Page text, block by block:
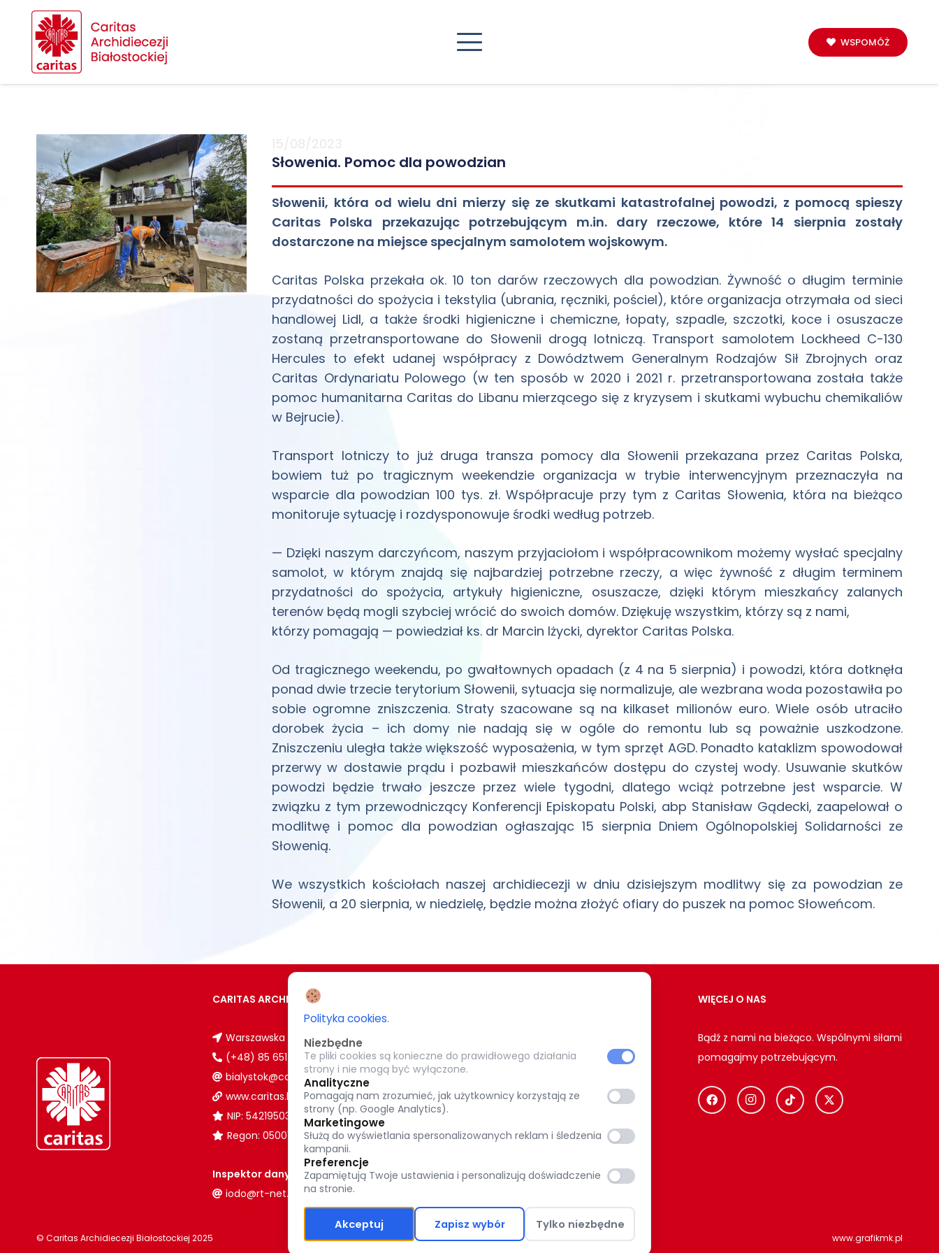
WSPOMÓŻ
Słowenia. Pomoc dla powodzian
Słowenii, która od wielu dni mierzy się ze skutkami katastrofalnej powodzi, z pomocą spieszy
Caritas Polska przekazując potrzebującym m.in. dary rzeczowe, które 14 sierpnia zostały
dostarczone na miejsce specjalnym samolotem wojskowym.
Caritas Polska przekała ok. 10 ton darów rzeczowych dla powodzian. Żywność o długim terminie
przydatności do spożycia i tekstylia (ubrania, ręczniki, pościel), które organizacja otrzymała od sieci
handlowej Lidl, a także środki higieniczne i chemiczne, łopaty, szpadle, szczotki, koce i osuszacze
zostaną przetransportowane do Słowenii drogą lotniczą. Transport samolotem Lockheed C-130
Hercules to efekt udanej współpracy z Dowództwem Generalnym Rodzajów Sił Zbrojnych oraz
Caritas Ordynariatu Polowego (w ten sposób w 2020 i 2021 r. przetransportowana została także
pomoc humanitarna Caritas do Libanu mierzącego się z kryzysem i skutkami wybuchu chemikaliów
w Bejrucie).
Transport lotniczy to już druga transza pomocy dla Słowenii przekazana przez Caritas Polska,
bowiem tuż po tragicznym weekendzie organizacja w trybie interwencyjnym przeznaczyła na
wsparcie dla powodzian 100 tys. zł. Współpracuje przy tym z Caritas Słowenia, która na bieżąco
monitoruje sytuację i rozdysponowuje środki według potrzeb.
— Dzięki naszym darczyńcom, naszym przyjaciołom i współpracownikom możemy wysłać specjalny
samolot, w którym znajdą się najbardziej potrzebne rzeczy, a więc żywność z długim terminem
przydatności do spożycia, artykuły higieniczne, osuszacze, dzięki którym mieszkańcy zalanych
terenów będą mogli szybciej wrócić do swoich domów. Dziękuję wszystkim, którzy są z nami,
którzy pomagają — powiedział ks. dr Marcin Iżycki, dyrektor Caritas Polska.
Od tragicznego weekendu, po gwałtownych opadach (z 4 na 5 sierpnia) i powodzi, która dotknęła
ponad dwie trzecie terytorium Słowenii, sytuacja się normalizuje, ale wezbrana woda pozostawiła po
sobie ogromne zniszczenia. Straty szacowane są na kilkaset milionów euro. Wiele osób utraciło
dorobek życia – ich domy nie nadają się w ogóle do remontu lub są poważnie uszkodzone.
Zniszczeniu uległa także większość wyposażenia, w tym sprzęt AGD. Ponadto kataklizm spowodował
przerwy w dostawie prądu i pozbawił mieszkańców dostępu do czystej wody. Usuwanie skutków
powodzi będzie trwało jeszcze przez wiele tygodni, dlatego wciąż potrzebne jest wsparcie. W
związku z tym przewodniczący Konferencji Episkopatu Polski, abp Stanisław Gądecki, zaapelował o
modlitwę i pomoc dla powodzian ogłaszając 15 sierpnia Dniem Ogólnopolskiej Solidarności ze
Słowenią.
We wszystkich kościołach naszej archidiecezji w dniu dzisiejszym modlitwy się za powodzian ze
Słowenii, a 20 sierpnia, w niedzielę, będzie można złożyć ofiary do puszek na pomoc Słoweńcom.
CARITAS ARCHIDIECEZJI BIAŁOSTOCKIEJ
Warszawska 32, 15-077 Białystok
(+48) 85 651 90 08
bialystok@caritas.pl
www.caritas.bialystok.pl
NIP: 5421950380
Regon: 050017102
Inspektor danych osobowych:
iodo@rt-net.pl
KRS: 0000 269 579
(+48) 85 651 90 08
bialystok@caritas.pl
WIĘCEJ O NAS
Bądź z nami na bieżąco. Wspólnymi siłami
pomagajmy potrzebującym.
© Caritas Archidiecezji Białostockiej 2025 Polityka prywatności Polityka Ochrony Dzieci www.grafikmk.pl
Polityka cookies.
Niezbędne
Te pliki cookies są konieczne do prawidłowego działania
strony i nie mogą być wyłączone.
Analityczne
Pomagają nam zrozumieć, jak użytkownicy korzystają ze
strony (np. Google Analytics).
Marketingowe
Służą do wyświetlania spersonalizowanych reklam i śledzenia
kampanii.
Preferencje
Zapamiętują Twoje ustawienia i personalizują doświadczenie
na stronie.
Akceptuj Zapisz wybór Tylko niezbędne